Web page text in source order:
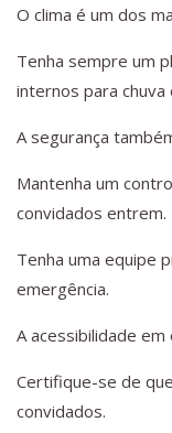
O clima é um dos
Tenha sempre um
internos para chuva
A segurança
Mantenha um
convidados entrem.
Tenha uma equipe
emergência.
A acessibilidade
Certifique-se de
convidados.